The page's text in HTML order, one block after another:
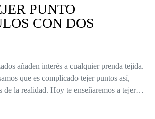
PUNTO
CON DOS
añaden interés a cualquier prenda tejida.
que es complicado tejer puntos así,
de la realidad. Hoy te enseñaremos a tejer…